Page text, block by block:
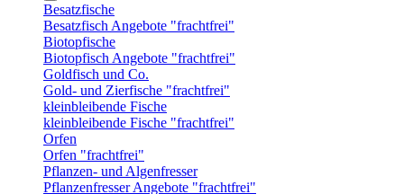
Besatzfische
Besatzfisch Angebote "frachtfrei"
Biotopfische
Biotopfisch Angebote "frachtfrei"
Goldfisch und Co.
Gold- und Zierfische "frachtfrei"
kleinbleibende Fische
kleinbleibende Fische "frachtfrei"
Orfen
Orfen "frachtfrei"
Pflanzen- und Algenfresser
Pflanzenfresser Angebote "frachtfrei"